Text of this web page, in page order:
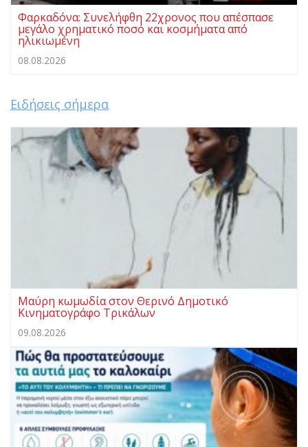
Φαρκαδόνα: Συνελήφθη 22χρονος που απέσπασε
μεγάλο χρηματικό ποσό και κοσμήματα από
ηλικιωμένη
08.08.2026
Ειδήσεις σήμερα
Μαύρη κωμωδία στον Θερινό Δημοτικό
Κινηματογράφο Τρικάλων
09.08.2026